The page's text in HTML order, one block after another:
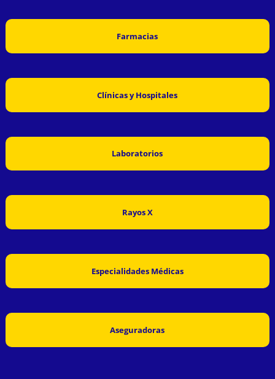
Farmacias
Clínicas y Hospitales
Laboratorios
Rayos X
Especialidades Médicas
Aseguradoras